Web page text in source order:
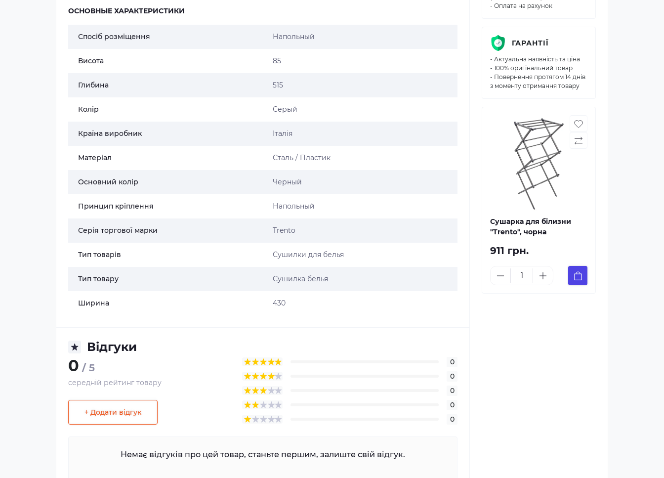
ОСНОВНЫЕ ХАРАКТЕРИСТИКИ
Спосіб розміщення Напольный
Висота 85
Глибина 515
Колір Серый
Країна виробник Італія
Матеріал Сталь / Пластик
Основний колір Черный
Принцип кріплення Напольный
Серія торгової марки Trento
Тип товарів Сушилки для белья
Тип товару Сушилка белья
Ширина 430
Відгуки
0 / 5
середній рейтинг товару
+ Додати відгук
0
0
0
0
0
Немає відгуків про цей товар, станьте першим, залиште свій відгук.
- Оплата на рахунок
ГАРАНТІЇ
- Актуальна наявність та ціна
- 100% оригінальний товар
- Повернення протягом 14 днів
з моменту отримання товару
Сушарка для білизни
"Trento", чорна
911 грн.